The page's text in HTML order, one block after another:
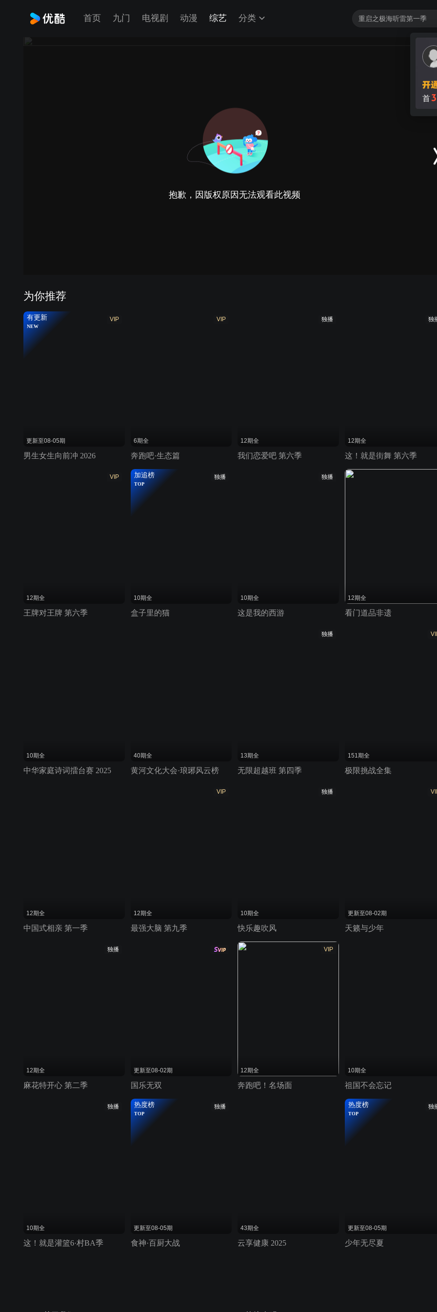
首页 九门 电视剧 动漫 综艺 分类
首3
抱歉，因版权原因无法观看此视频
为你推荐
VIP
有更新
NEW
更新至08-05期
男生女生向前冲 2026
VIP
6期全
奔跑吧·生态篇
独播
12期全
我们恋爱吧 第六季
独
12期全
这！就是街舞 第六季
VIP
12期全
王牌对王牌 第六季
独播
加追榜
TOP
10期全
盒子里的猫
独播
10期全
这是我的西游
12期全
看门道品非遗
10期全
中华家庭诗词擂台赛 2025
40期全
黄河文化大会·琅琊风云榜
独播
13期全
无限超越班 第四季
151期全
极限挑战全集
12期全
中国式相亲 第一季
VIP
12期全
最强大脑 第九季
独播
10期全
快乐趣吹风
更新至08-02期
天籁与少年
独播
12期全
麻花特开心 第二季
更新至08-02期
国乐无双
VIP
12期全
奔跑吧！名场面
10期全
祖国不会忘记
独播
10期全
这！就是灌篮6·村BA季
独播
热度榜
TOP
更新至08-05期
食神·百厨大战
43期全
云享健康 2025
独
热度榜
TOP
更新至08-05期
少年无尽夏